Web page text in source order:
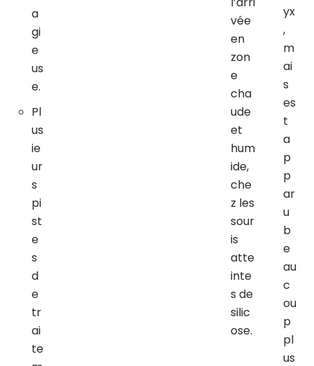
a
gi
e
us
e.
Pl
us
ie
ur
s
pi
st
e
s
d
e
tr
ai
te
vée
en
zon
e
cha
ude
et
hum
ide,
che
z les
sour
is
atte
inte
s de
silic
ose.
yx
,
m
ai
s
es
t
a
p
p
ar
u
b
e
au
c
ou
p
pl
us